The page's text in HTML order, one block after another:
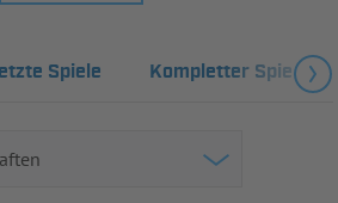
Spiele Kompletter Spielplan